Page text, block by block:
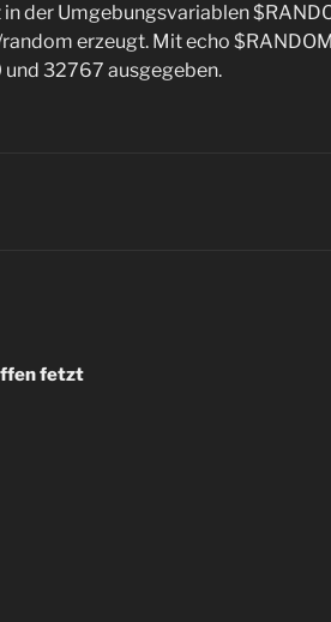
der Umgebungsvariablen
erzeugt. Mit echo
und 32767 ausgegeben.
fetzt